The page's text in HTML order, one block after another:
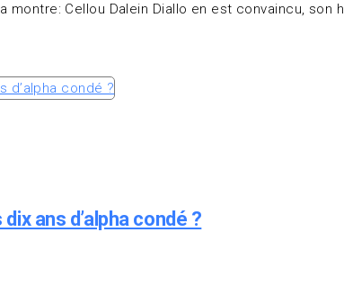
Cellou Dalein Diallo en est convaincu, son
ans d’alpha condé ?